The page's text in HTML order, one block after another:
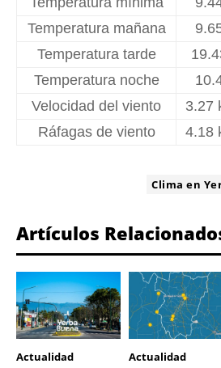
Temperatura mañana
Temperatura tarde
Temperatura noche
Velocidad del viento
3.27
Ráfagas de viento
4.18
Clima en
Artículos
Actualidad Actualidad